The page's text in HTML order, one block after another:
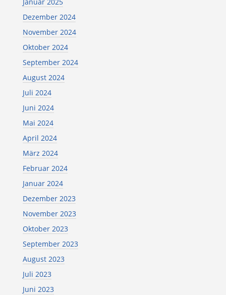
Dezember 2024
November 2024
Oktober 2024
September 2024
August 2024
Juli 2024
Juni 2024
Mai 2024
April 2024
März 2024
Februar 2024
Januar 2024
Dezember 2023
November 2023
Oktober 2023
September 2023
August 2023
Juli 2023
Juni 2023